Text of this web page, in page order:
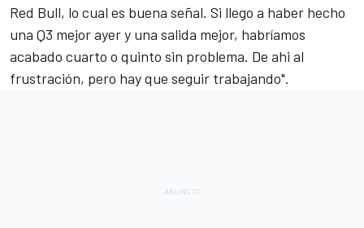
Red Bull, lo cual es buena señal. Si llego a haber hecho
una Q3 mejor ayer y una salida mejor, habríamos
acabado cuarto o quinto sin problema. De ahi al
frustración, pero hay que seguir trabajando".